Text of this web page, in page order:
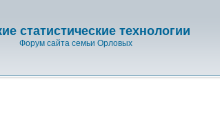
статистические технологии
Форум сайта семьи Орловых